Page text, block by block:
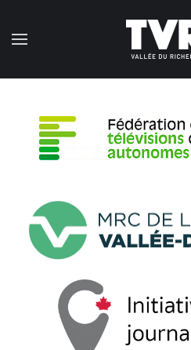
Accéder au contenu principal